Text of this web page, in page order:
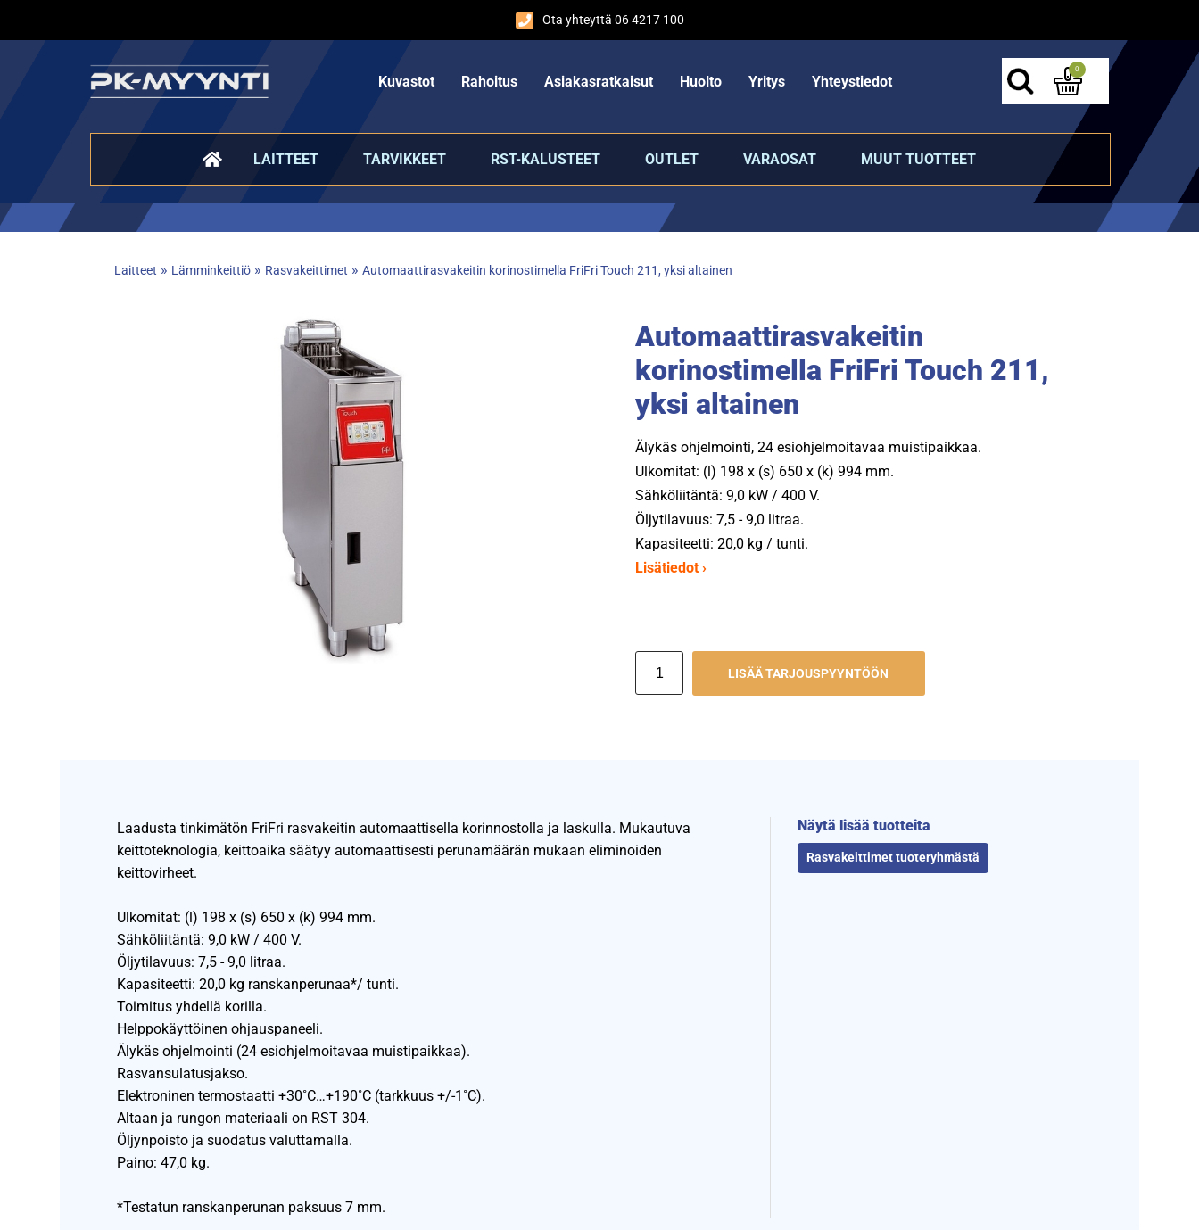
Ota yhteyttä 06 4217 100
Kuvastot Rahoitus Asiakasratkaisut Huolto Yritys Yhteystiedot
0
LAITTEET TARVIKKEET RST-KALUSTEET OUTLET VARAOSAT MUUT TUOTTEET
Laitteet » Lämminkeittiö» Rasvakeittimet » Automaattirasvakeitin korinostimella FriFri Touch 211, yksi altainen
Automaattirasvakeitin
korinostimella FriFri Touch 211,
yksi altainen
Älykäs ohjelmointi, 24 esiohjelmoitavaa muistipaikkaa.
Ulkomitat: (l) 198 x (s) 650 x (k) 994 mm.
Sähköliitäntä: 9,0 kW / 400 V.
Öljytilavuus: 7,5 - 9,0 litraa.
Kapasiteetti: 20,0 kg / tunti.
Lisätiedot ›
LISÄÄ TARJOUSPYYNTÖÖN
Laadusta tinkimätön FriFri rasvakeitin automaattisella korinnostolla ja laskulla. Mukautuva
keittoteknologia, keittoaika säätyy automaattisesti perunamäärän mukaan eliminoiden
keittovirheet.
Ulkomitat: (l) 198 x (s) 650 x (k) 994 mm.
Sähköliitäntä: 9,0 kW / 400 V.
Öljytilavuus: 7,5 - 9,0 litraa.
Kapasiteetti: 20,0 kg ranskanperunaa*/ tunti.
Toimitus yhdellä korilla.
Helppokäyttöinen ohjauspaneeli.
Älykäs ohjelmointi (24 esiohjelmoitavaa muistipaikkaa).
Rasvansulatusjakso.
Elektroninen termostaatti +30˚C…+190˚C (tarkkuus +/-1˚C).
Altaan ja rungon materiaali on RST 304.
Öljynpoisto ja suodatus valuttamalla.
Paino: 47,0 kg.
*Testatun ranskanperunan paksuus 7 mm.
Näytä lisää tuotteita
Rasvakeittimet tuoteryhmästä